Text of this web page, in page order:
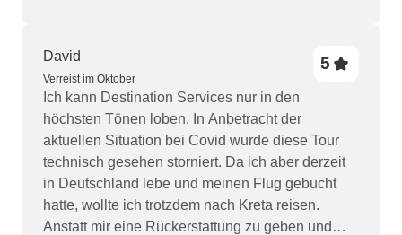
David
Verreist im Oktober
5
Ich kann Destination Services nur in den
höchsten Tönen loben. In Anbetracht der
aktuellen Situation bei Covid wurde diese Tour
technisch gesehen storniert. Da ich aber derzeit
in Deutschland lebe und meinen Flug gebucht
hatte, wollte ich trotzdem nach Kreta reisen.
Anstatt mir eine Rückerstattung zu geben und